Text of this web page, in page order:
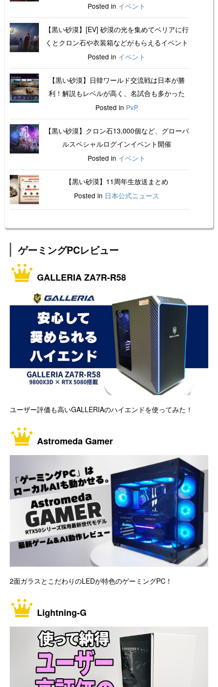
Posted in イベント
【黒い砂漠】[EV] 砂漠の光を集めてベリアに行
くとクロン石や衣装箱などがもらえるイベント
Posted in イベント
【黒い砂漠】日韓ワールド交流戦は日本が勝
利！解説もレベルが高く、名試合も多かった
Posted in PvP
【黒い砂漠】クロン石13,000個など、グローバ
ルスペシャルログインイベント開催
Posted in イベント
【黒い砂漠】11周年生放送まとめ
Posted in 日本公式ニュース
ゲーミングPCレビュー
GALLERIA ZA7R-R58
ユーザー評価も高いGALLERIAのハイエンドを使ってみた！
Astromeda Gamer
2面ガラスとこだわりのLEDが特色のゲーミングPC！
Lightning-G